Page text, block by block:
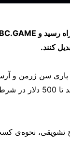
کنند.
پاری سن ژرمن و
قرعه کشی کسب کنید
تشویقی، نحوه‌ی